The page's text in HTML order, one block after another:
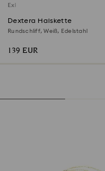
Exklusiv online
Dextera Halskette
Rundschliff, Weiß, Edelstahl
139 EUR